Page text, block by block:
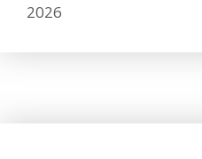
2026